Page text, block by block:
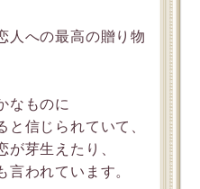
人への最高の贈り物
なものに
と信じられていて、
が芽生えたり、
言われています。